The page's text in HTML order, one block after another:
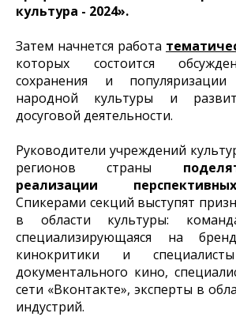
культура - 2024».
Затем начнется работа
которых состоится
сохранения и популяризации
народной культуры и
досуговой деятельности.
Руководители учреждений
регионов страны
реализации
Спикерами секций выступят
в области культуры:
специализирующаяся на
кинокритики и
документального кино,
сети «Вконтакте», эксперты в
индустрий.